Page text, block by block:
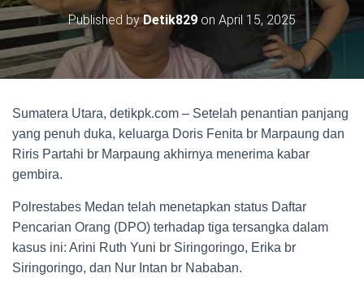
Published byDetik829 on April 15, 2025
Sumatera Utara, detikpk.com – Setelah penantian panjang
yang penuh duka, keluarga Doris Fenita br Marpaung dan
Riris Partahi br Marpaung akhirnya menerima kabar
gembira.
Polrestabes Medan telah menetapkan status Daftar
Pencarian Orang (DPO) terhadap tiga tersangka dalam
kasus ini: Arini Ruth Yuni br Siringoringo, Erika br
Siringoringo, dan Nur Intan br Nababan.